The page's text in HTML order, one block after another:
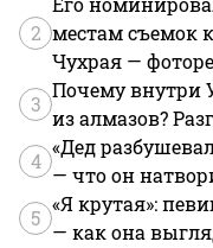
2 местам съемок
Чухрая —
3
Почему внутри
из алмазов?
4
«Дед
— что он
5
«Я крутая»:
— как она